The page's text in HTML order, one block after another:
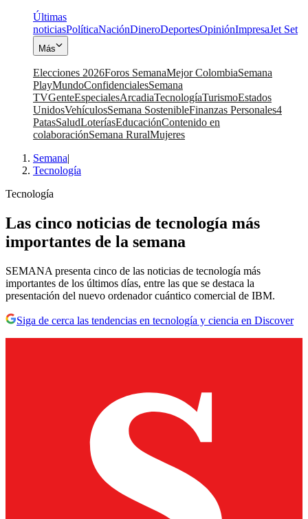
Últimas
noticiasPolíticaNaciónDineroDeportesOpiniónImpresaJet Set
Más
Elecciones 2026Foros SemanaMejor ColombiaSemana
PlayMundoConfidencialesSemana
TVGenteEspecialesArcadiaTecnologíaTurismoEstados
UnidosVehículosSemana SostenibleFinanzas Personales4
PatasSaludLoteríasEducaciónContenido en
colaboraciónSemana RuralMujeres
Semana|
Tecnología
Tecnología
Las cinco noticias de tecnología más
importantes de la semana
SEMANA presenta cinco de las noticias de tecnología más
importantes de los últimos días, entre las que se destaca la
presentación del nuevo ordenador cuántico comercial de IBM.
Siga de cerca las tendencias en tecnología y ciencia en Discover